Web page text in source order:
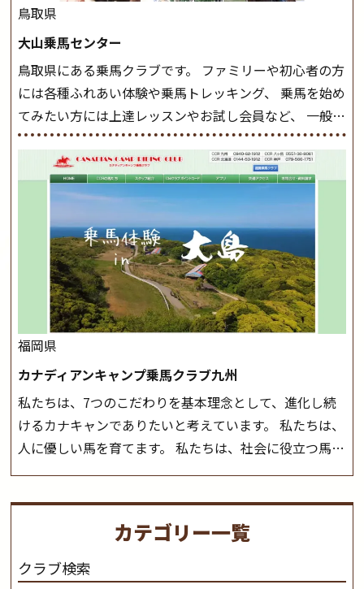
したら、 次は部班にて駈歩を含めた誘導練習を行いま
しょう。 ステップクラス ホップクラスまでに練習した
の扶助操作や誘導方法を身につけましょう。 注意事項
◆馬場使用状況により、使用する馬場はこちらで決定い
たしますのでご了承ください ◆基本は雨天決行です
が、落雷・強風等のより、安全上急遽中止させていただ
く場合がございます。 ◆三木ホースランドパークの協議
会や講習会等により、一部レッスンが中止になる場合が
ございます。 その際、ご予約いただいている皆様には事
前にご連絡いたします。MIKIホーストレックのツアー
はこちら
鳥取県
大山乗馬センター
鳥取県にある乗馬クラブです。 ファミリーや初心者の方
には各種ふれあい体験や乗馬トレッキング、 乗馬を始め
てみたい方には上達レッスンやお試し会員など、 一般の
方に幅広くお楽しみいただける施設を目指しています。
また、お手軽（低価格）に会員になったり自分の馬を持
つことのできる乗馬クラブでもあり、 健康や趣味、スポ
ーツ競技として、老若男女様々な方が、日々乗馬をお楽
しみいただいています。 なお、ゴールデンウィークと夏
休み期間中は無休で営業していますので、ぜひご家族で
お越しください！大山乗馬センターの紹介記事はこち
福岡県
カナディアンキャンプ乗馬クラブ九州
私たちは、7つのこだわりを基本理念として、進化し続
けるカナキャンでありたいと考えています。 私たちは、
人に優しい馬を育てます。 私たちは、社会に役立つ馬を
生産します。 私たちは、馬や人々に癒しとなる環境を守
さと魅力を追求します。 私たちは、馬の品種と血統にこ
だわります。 私たちは、乗用馬の質の向上を目指し、生
産･育成･調教を一貫して行います。カナディアンキャ
カテゴリー一覧
クラブ検索